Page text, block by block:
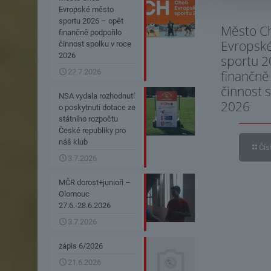
Město
sportu
činnost
2026
Evropské město
sportu 2026 – opět
finančně podpořilo
činnost spolku v roce
2026
22.7.2026
NSA vydala rozhodnutí
o poskytnutí dotace ze
státního rozpočtu
České republiky pro
náš klub
3.7.2026
MČR dorost+junioři –
Olomouc
27.6.-28.6.2026
3.7.2026
zápis 6/2026
21.6.2026